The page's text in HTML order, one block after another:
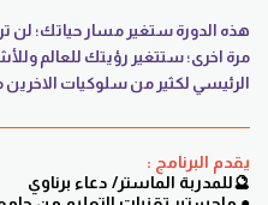
هذه الدورة ستغير مسار حياتك؛ لن
مرة اخرى؛ ستتغير رؤيتك للعالم
الرئيسي لكثير من سلوكيات
يقدم البرنامج :
🔮للمدربة الماستر/ دعاء برناوي